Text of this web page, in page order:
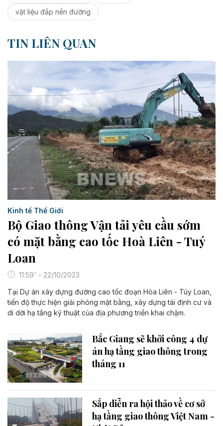
vật liệu đắp nền đường
TIN LIÊN QUAN
Kinh tế Thế Giới
Bộ Giao thông Vận tải yêu cầu sớm
có mặt bằng cao tốc Hoà Liên - Tuý
Loan
11:59' - 22/10/2023
Tại Dự án xây dựng đường cao tốc đoạn Hòa Liên - Túy Loan,
tiến độ thực hiện giải phóng mặt bằng, xây dựng tái định cư và
di dời hạ tầng kỹ thuật của địa phương triển khai chậm.
Bắc Giang sẽ khởi công 4 dự
án hạ tầng giao thông trong
tháng 11
Sắp diễn ra hội thảo về cơ sở
hạ tầng giao thông Việt Nam -